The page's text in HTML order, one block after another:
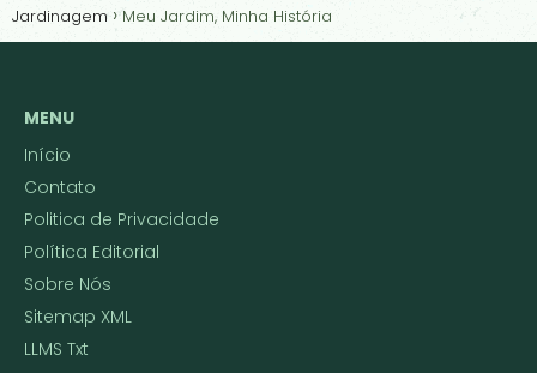
Jardinagem
Meu Jardim, Minha História
MENU
Início
Contato
Politica de Privacidade
Política Editorial
Sobre Nós
Sitemap XML
LLMS Txt